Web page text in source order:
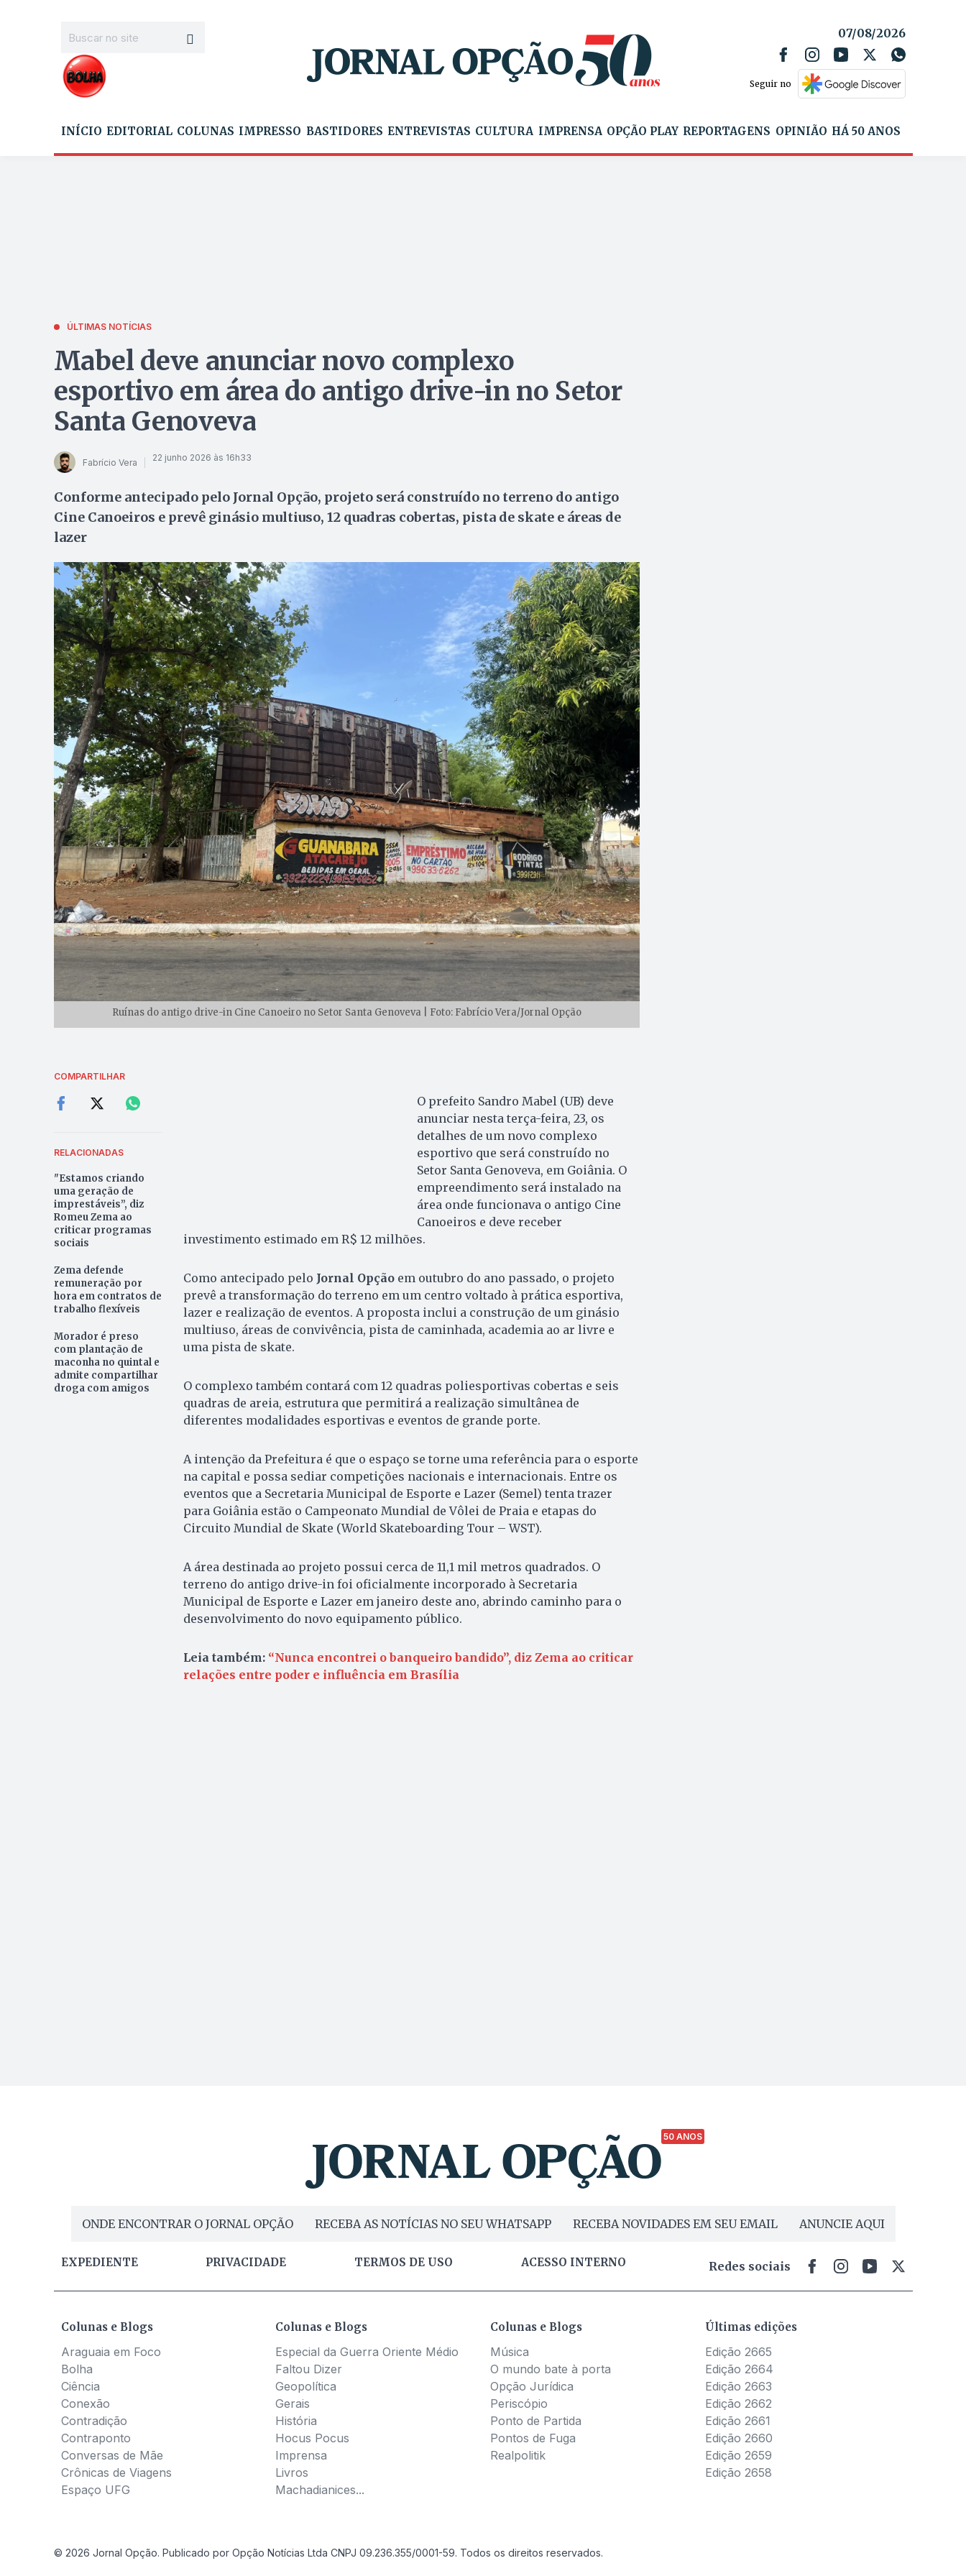
07/08/2026
Seguir no
INÍCIO EDITORIAL COLUNAS IMPRESSO BASTIDORES ENTREVISTAS CULTURA IMPRENSA OPÇÃO PLAY REPORTAGENS OPINIÃO HÁ 50 ANOS
ÚLTIMAS NOTÍCIAS
Mabel deve anunciar novo complexo
esportivo em área do antigo drive-in no Setor
Santa Genoveva
Fabrício Vera 22 junho 2026 às 16h33
Conforme antecipado pelo Jornal Opção, projeto será construído no terreno do antigo
Cine Canoeiros e prevê ginásio multiuso, 12 quadras cobertas, pista de skate e áreas de
lazer
Ruínas do antigo drive-in Cine Canoeiro no Setor Santa Genoveva | Foto: Fabrício Vera/Jornal Opção
COMPARTILHAR
RELACIONADAS
"Estamos criando
uma geração de
imprestáveis”, diz
Romeu Zema ao
criticar programas
sociais
Zema defende
remuneração por
hora em contratos de
trabalho flexíveis
Morador é preso
com plantação de
maconha no quintal e
admite compartilhar
droga com amigos
O prefeito Sandro Mabel (UB) deve
anunciar nesta terça-feira, 23, os
detalhes de um novo complexo
esportivo que será construído no
Setor Santa Genoveva, em Goiânia. O
empreendimento será instalado na
área onde funcionava o antigo Cine
Canoeiros e deve receber
investimento estimado em R$ 12 milhões.
Como antecipado pelo Jornal Opçãoem outubro do ano passado, o projeto
prevê a transformação do terreno em um centro voltado à prática esportiva,
lazer e realização de eventos. A proposta inclui a construção de um ginásio
multiuso, áreas de convivência, pista de caminhada, academia ao ar livre e
uma pista de skate.
O complexo também contará com 12 quadras poliesportivas cobertas e seis
quadras de areia, estrutura que permitirá a realização simultânea de
diferentes modalidades esportivas e eventos de grande porte.
A intenção da Prefeitura é que o espaço se torne uma referência para o esporte
na capital e possa sediar competições nacionais e internacionais. Entre os
eventos que a Secretaria Municipal de Esporte e Lazer (Semel) tenta trazer
para Goiânia estão o Campeonato Mundial de Vôlei de Praia e etapas do
Circuito Mundial de Skate (World Skateboarding Tour – WST).
A área destinada ao projeto possui cerca de 11,1 mil metros quadrados. O
terreno do antigo drive-in foi oficialmente incorporado à Secretaria
Municipal de Esporte e Lazer em janeiro deste ano, abrindo caminho para o
desenvolvimento do novo equipamento público.
Leia também: “Nunca encontrei o banqueiro bandido”, diz Zema ao criticar
relações entre poder e influência em Brasília
50 ANOS
ONDE ENCONTRAR O JORNAL OPÇÃO RECEBA AS NOTÍCIAS NO SEU WHATSAPP RECEBA NOVIDADES EM SEU EMAIL ANUNCIE AQUI
EXPEDIENTE PRIVACIDADE TERMOS DE USO ACESSO INTERNO Redes sociais
Colunas e Blogs
Araguaia em Foco
Bolha
Ciência
Conexão
Contradição
Contraponto
Conversas de Mãe
Crônicas de Viagens
Espaço UFG
Colunas e Blogs
Especial da Guerra Oriente Médio
Faltou Dizer
Geopolítica
Gerais
História
Hocus Pocus
Imprensa
Livros
Machadianices...
Colunas e Blogs
Música
O mundo bate à porta
Opção Jurídica
Periscópio
Ponto de Partida
Pontos de Fuga
Realpolitik
Últimas edições
Edição 2665
Edição 2664
Edição 2663
Edição 2662
Edição 2661
Edição 2660
Edição 2659
Edição 2658
© 2026 Jornal Opção. Publicado por Opção Notícias Ltda CNPJ 09.236.355/0001-59. Todos os direitos reservados.